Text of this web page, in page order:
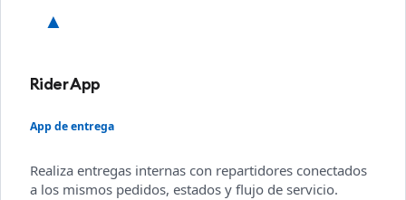
▲
Rider App
App de entrega
Realiza entregas internas con repartidores conectados
a los mismos pedidos, estados y flujo de servicio.